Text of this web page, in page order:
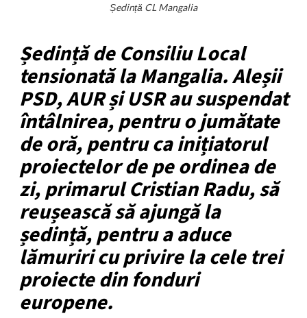
Ședință CL Mangalia
Ședință de Consiliu Local
tensionată la Mangalia. Aleșii
PSD, AUR și USR au suspendat
întâlnirea, pentru o jumătate
de oră, pentru ca inițiatorul
proiectelor de pe ordinea de
zi, primarul Cristian Radu, să
reușească să ajungă la
ședință, pentru a aduce
lămuriri cu privire la cele trei
proiecte din fonduri
europene.